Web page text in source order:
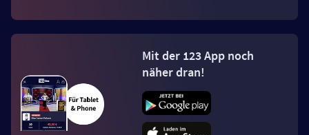
Mit der 123 App noch
näher dran!